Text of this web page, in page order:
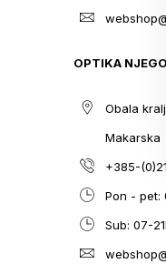
OPTIKA
Obala
Makarska
+385-
Pon - pet:
Sub: 07-